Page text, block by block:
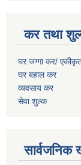
कर तथा
घर जग्गा कर/
घर बहाल कर
व्यवसाय कर
सेवा शुल्क
सार्वजनिक